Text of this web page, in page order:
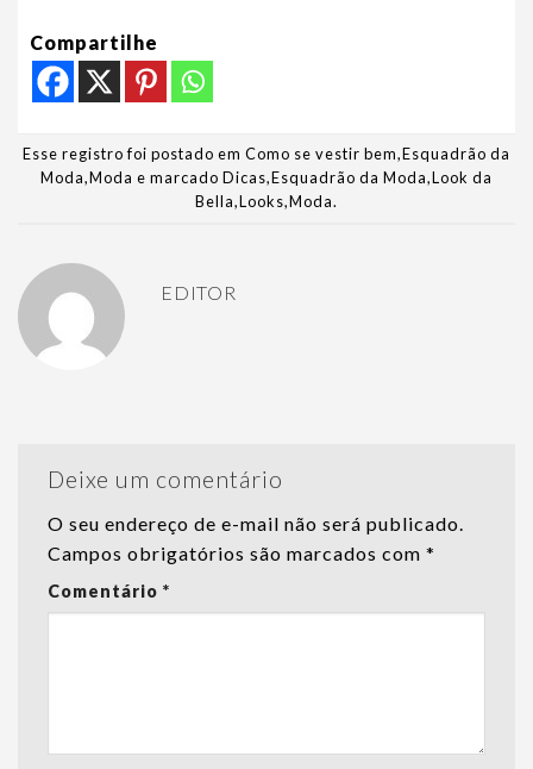
Compartilhe
Esse registro foi postado em Como se vestir bem,Esquadrão da
Moda,Moda e marcado Dicas,Esquadrão da Moda,Look da
Bella,Looks,Moda.
EDITOR
Deixe um comentário
O seu endereço de e-mail não será publicado.
Campos obrigatórios são marcados com *
Comentário *